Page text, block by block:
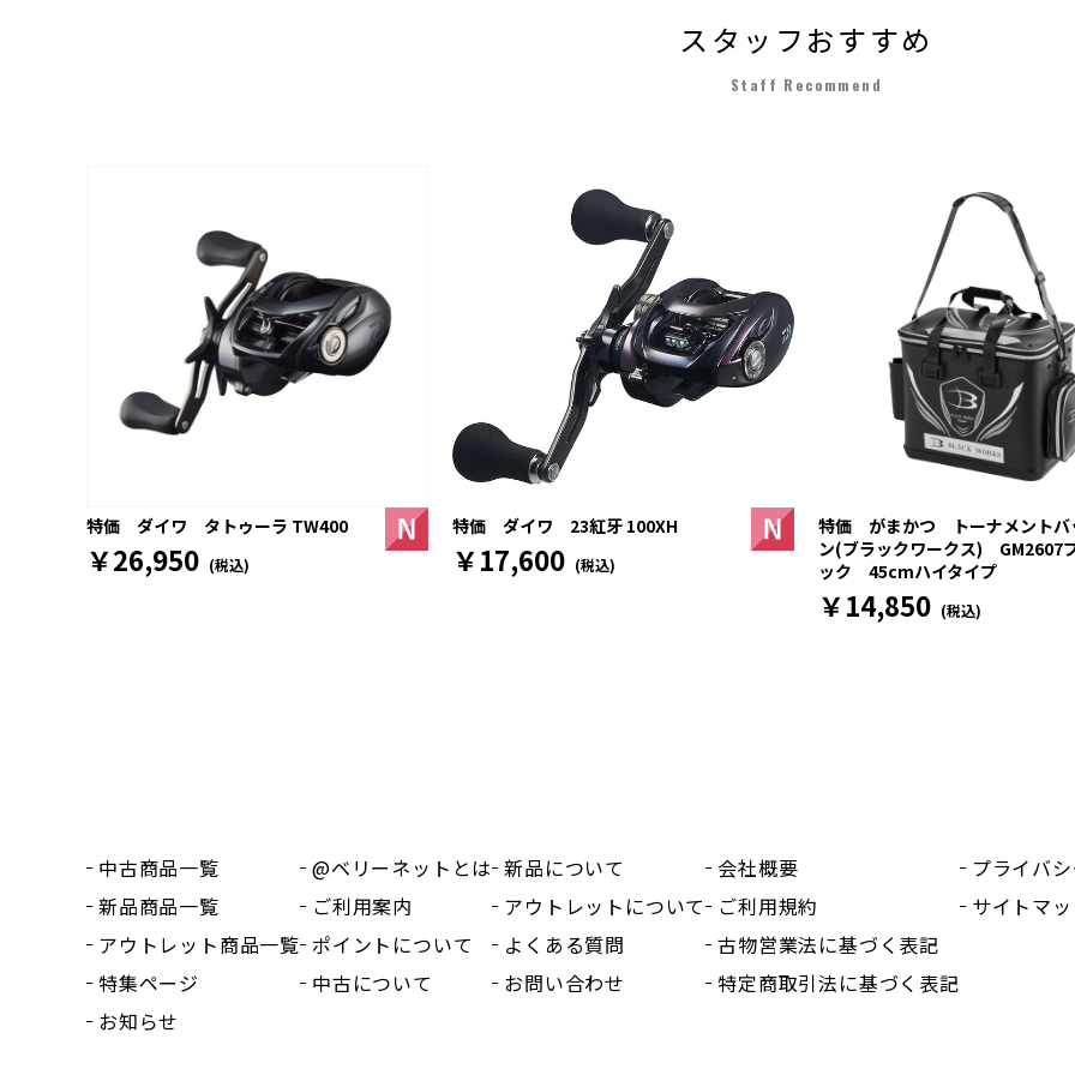
スタッフおすすめ
Staff Recommend
特価 ダイワ タトゥーラ TW400
￥26,950 (税込)
特価 ダイワ 23紅牙 100XH
￥17,600 (税込)
特価 がまかつ トーナメントバ
ン(ブラックワークス) GM2607
ック 45cmハイタイプ
￥14,850 (税込)
中古商品一覧
新品商品一覧
アウトレット商品一覧
特集ページ
お知らせ
@ベリーネットとは
ご利用案内
ポイントについて
中古について
新品について
アウトレットについて
よくある質問
お問い合わせ
会社概要
ご利用規約
古物営業法に基づく表記
特定商取引法に基づく表記
プライバ
サイトマ